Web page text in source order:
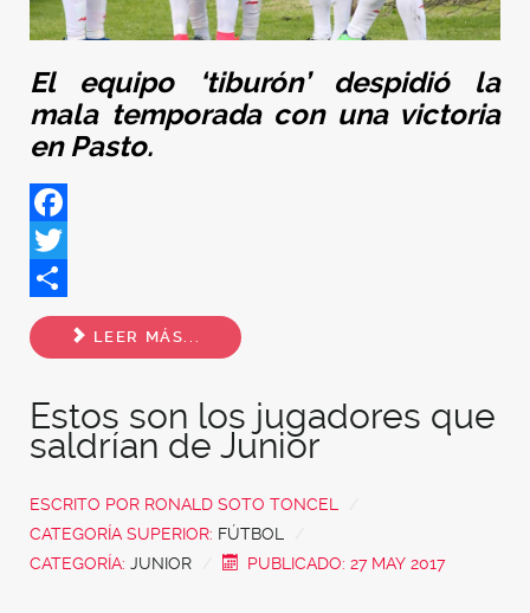
El equipo ‘tiburón’ despidió la
mala temporada con una victoria
en Pasto.
Facebook
Twitter
Share
LEER MÁS...
Estos son los jugadores que
saldrían de Junior
ESCRITO POR RONALD SOTO TONCEL
CATEGORÍA SUPERIOR: FÚTBOL
CATEGORÍA: JUNIOR PUBLICADO: 27 MAY 2017